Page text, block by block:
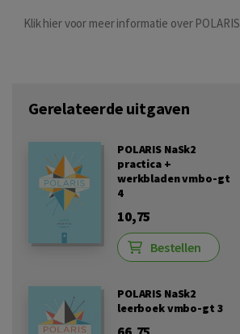
Klik hier voor meer informatie over POLARIS
Gerelateerde uitgaven
POLARIS NaSk2
practica +
werkbladen vmbo-gt
4
10,75
Bestellen
POLARIS NaSk2
leerboek vmbo-gt 3